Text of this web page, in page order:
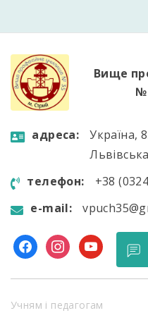
лише побачили
Вище
№
aдресa:
Україна,
телефон:
+38
e-mail:
facebookinstagram
youtube
Учням і педагогам